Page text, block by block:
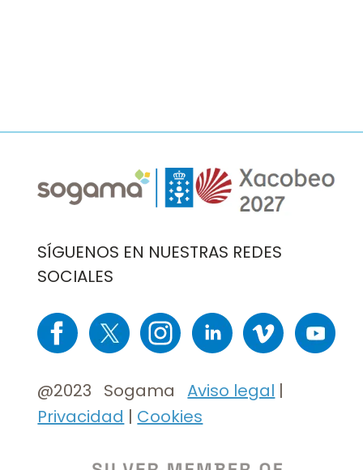
Imaxe
SÍGUENOS EN NUESTRAS REDES
SOCIALES
Imaxe Imaxe Imaxe Imaxe Imaxe Imaxe
@2023 SogamaAviso legal |
Privacidad | Cookies